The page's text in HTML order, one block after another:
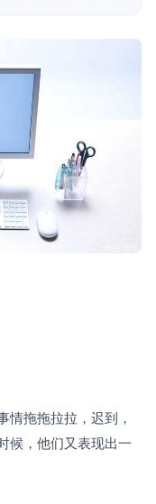
情拖拖拉拉，迟到，
候，他们又表现出一